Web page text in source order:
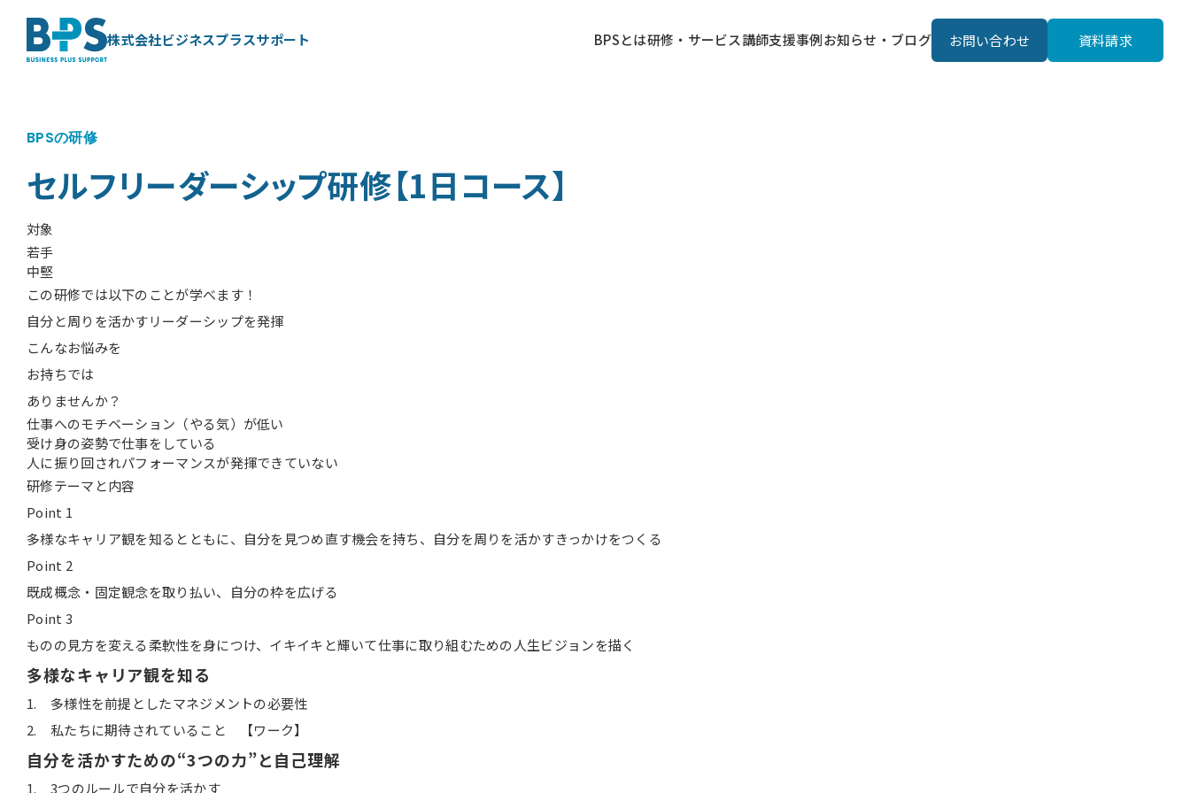
株式会社ビジネスプラスサポート BPSとは研修・サービス講師支援事例お知らせ・ブログ お問い合わせ 資料請求
BPSの研修
セルフリーダーシップ研修【1日コース】
対象
若手
中堅
この研修では以下のことが学べます！
自分と周りを活かすリーダーシップを発揮
こんなお悩みを
お持ちでは
ありませんか？
仕事へのモチベーション（やる気）が低い
受け身の姿勢で仕事をしている
人に振り回されパフォーマンスが発揮できていない
研修テーマと内容
Point 1
多様なキャリア観を知るとともに、自分を見つめ直す機会を持ち、自分を周りを活かすきっかけをつくる
Point 2
既成概念・固定観念を取り払い、自分の枠を広げる
Point 3
ものの見方を変える柔軟性を身につけ、イキイキと輝いて仕事に取り組むための人生ビジョンを描く
多様なキャリア観を知る
1. 多様性を前提としたマネジメントの必要性
2. 私たちに期待されていること 【ワーク】
自分を活かすための“3つの力”と自己理解
1. 3つのルールで自分を活かす